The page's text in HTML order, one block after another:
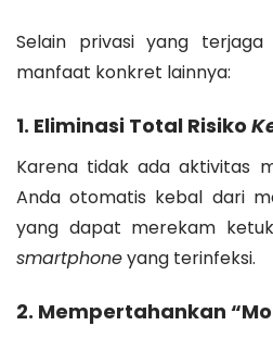
Selain privasi yang
manfaat konkret lainnya:
1. Eliminasi Total Risiko
Karena tidak ada aktivitas
Anda otomatis kebal dari
yang dapat merekam
smartphoneyang terinfeksi.
2. Mempertahankan